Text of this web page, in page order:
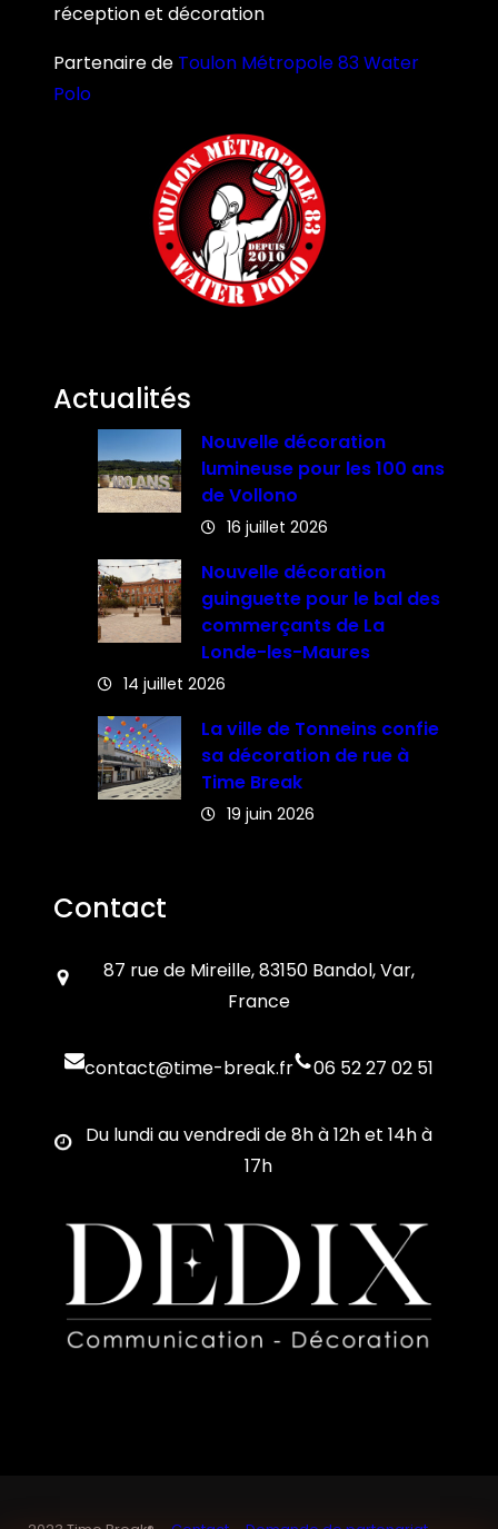
réception et décoration
Partenaire de Toulon Métropole 83 Water
Polo
Actualités
Nouvelle décoration
lumineuse pour les 100 ans
de Vollono
16 juillet 2026
Nouvelle décoration
guinguette pour le bal des
commerçants de La
Londe-les-Maures
14 juillet 2026
La ville de Tonneins confie
sa décoration de rue à
Time Break
19 juin 2026
Contact
87 rue de Mireille, 83150 Bandol, Var,
France
contact@time-break.fr 06 52 27 02 51
Du lundi au vendredi de 8h à 12h et 14h à
17h